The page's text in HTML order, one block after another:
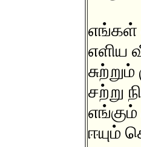
எங்கள்
எளிய
சற்று
ஈயும்